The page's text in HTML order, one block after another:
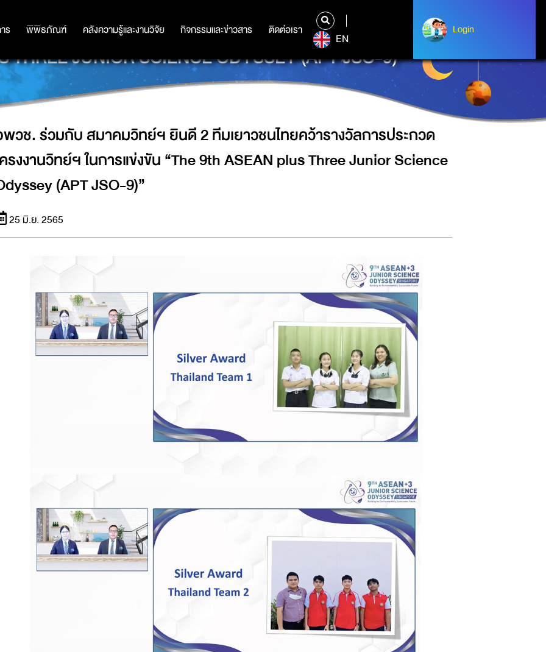
ร พิพิธภัณฑ์ คลังความรู้และงานวิจัย กิจกรรมและข่าวสาร ติดต่อเรา
ร พิพิธภัณฑ์ คลังความรู้และงานวิจัย กิจกรรมและข่าวสาร ติดต่อเรา
EN
Login
Login
ยาวชนไทยคว้ารางวัลการประกวดโครงงานวิทย์ฯ ในการแข่งขัน “THE
THREE JUNIOR SCIENCE ODYSSEY (APT JSO-9)”
วช. ร่วมกับ สมาคมวิทย์ฯ ยินดี 2 ทีมเยาวชนไทยคว้ารางวัลการประกวด
รงงานวิทย์ฯ ในการแข่งขัน “The 9th ASEAN plus Three Junior Science
(APT JSO-9)”
25 มิ.ย. 2565